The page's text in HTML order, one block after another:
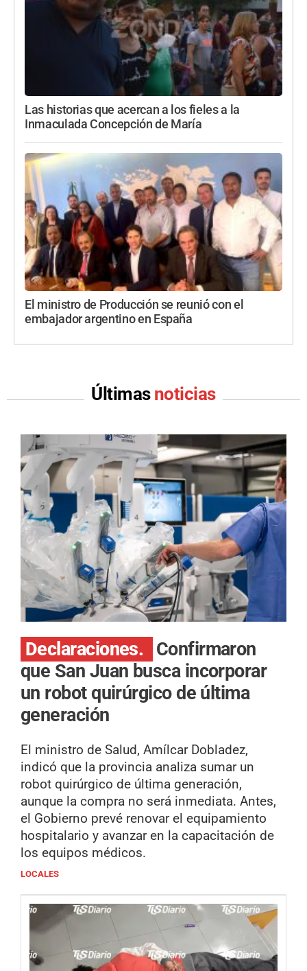
Las historias que acercan a los fieles a la
Inmaculada Concepción de María
El ministro de Producción se reunió con el
embajador argentino en España
Últimas noticias
Declaraciones.
Confirmaron
que San Juan busca incorporar
un robot quirúrgico de última
generación
El ministro de Salud, Amílcar Dobladez,
indicó que la provincia analiza sumar un
robot quirúrgico de última generación,
aunque la compra no será inmediata. Antes,
el Gobierno prevé renovar el equipamiento
hospitalario y avanzar en la capacitación de
los equipos médicos.
LOCALES